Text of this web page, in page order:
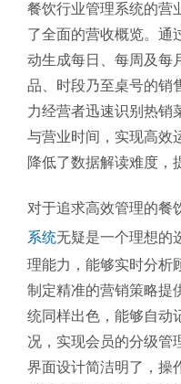
餐饮行业管理系统的营
了全面的营收概览。通
动生成每日、每周及每
品、时段乃至桌号的销
力经营者迅速识别热销
与营业时间，实现高效
降低了数据解读难度，
对于追求高效管理的餐
系统无疑是一个理想的
理能力，能够实时分析
制定精准的营销策略提
统同样出色，能够自动
况，实现会员的分级管
界面设计简洁明了，操